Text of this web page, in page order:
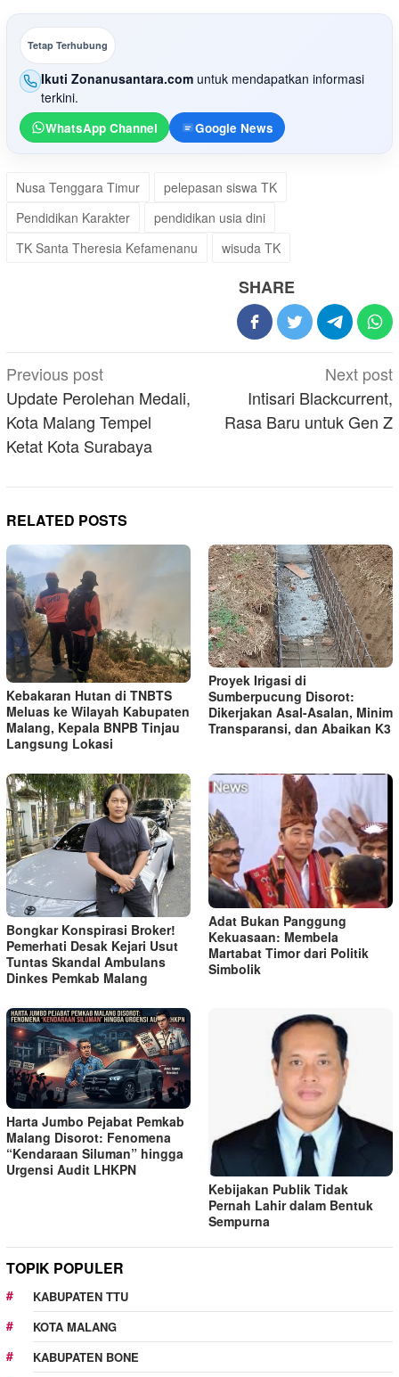
Tetap Terhubung
Ikuti Zonanusantara.com untuk mendapatkan informasi
terkini.
WhatsApp Channel Google News
Nusa Tenggara Timur
pelepasan siswa TK
Pendidikan Karakter
pendidikan usia dini
TK Santa Theresia Kefamenanu
wisuda TK
SHARE
Post
navigation
Previous post
Update Perolehan Medali,
Kota Malang Tempel
Ketat Kota Surabaya
Next post
Intisari Blackcurrent,
Rasa Baru untuk Gen Z
RELATED POSTS
Kebakaran Hutan di TNBTS
Meluas ke Wilayah Kabupaten
Malang, Kepala BNPB Tinjau
Langsung Lokasi
Proyek Irigasi di
Sumberpucung Disorot:
Dikerjakan Asal-Asalan, Minim
Transparansi, dan Abaikan K3
Bongkar Konspirasi Broker!
Pemerhati Desak Kejari Usut
Tuntas Skandal Ambulans
Dinkes Pemkab Malang
Adat Bukan Panggung
Kekuasaan: Membela
Martabat Timor dari Politik
Simbolik
Harta Jumbo Pejabat Pemkab
Malang Disorot: Fenomena
“Kendaraan Siluman” hingga
Urgensi Audit LHKPN
Kebijakan Publik Tidak
Pernah Lahir dalam Bentuk
Sempurna
TOPIK POPULER
KABUPATEN TTU
KOTA MALANG
KABUPATEN BONE